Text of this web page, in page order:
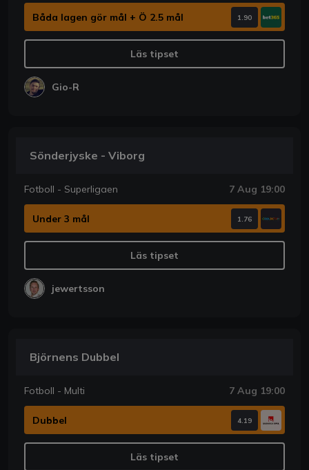
Båda lagen gör mål + Ö 2.5 mål 1.90
Läs tipset
Gio-R
Sönderjyske - Viborg
Fotboll - Superligaen 7 Aug 19:00
Under 3 mål 1.76
Läs tipset
jewertsson
Björnens Dubbel
Fotboll - Multi 7 Aug 19:00
Dubbel 4.19
Läs tipset